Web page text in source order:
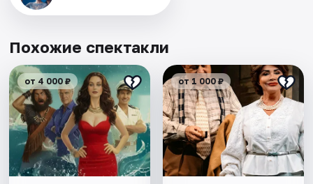
Похожие спектакли
от 4 000 ₽ от 1 000 ₽